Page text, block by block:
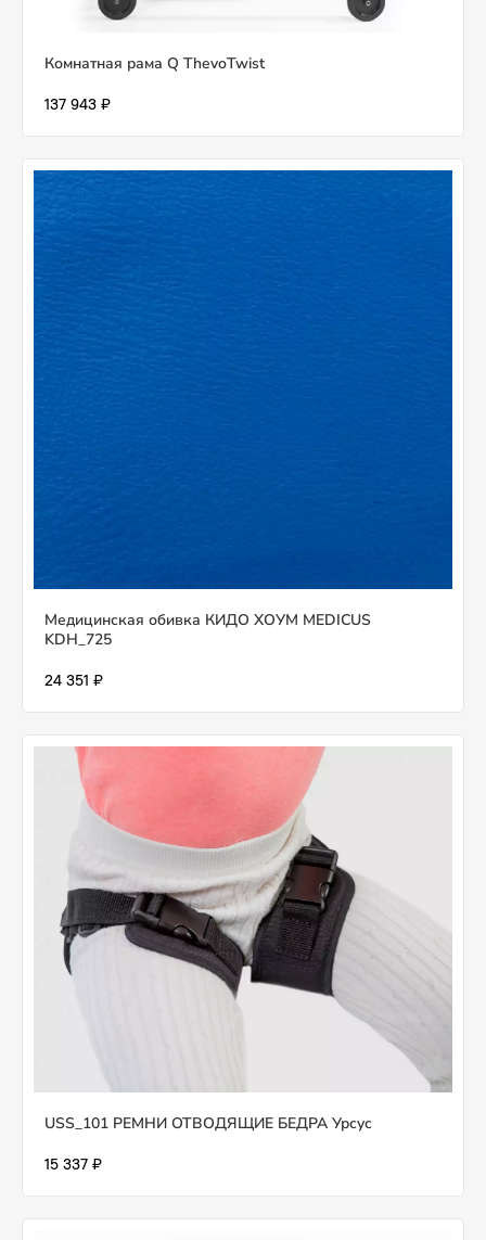
Комнатная рама Q ThevoTwist
137 943 ₽
Медицинская обивка КИДО ХОУМ MEDICUS
KDH_725
24 351 ₽
USS_101 РЕМНИ ОТВОДЯЩИЕ БЕДРА Урсус
15 337 ₽